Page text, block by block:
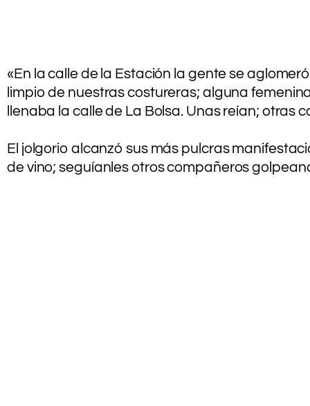
«En la calle de la Estación la gente se
limpio de nuestras costureras; alguna
llenaba la calle de La Bolsa. Unas reían; otras
El jolgorio alcanzó sus más pulcras
de vino; seguíanles otros compañeros